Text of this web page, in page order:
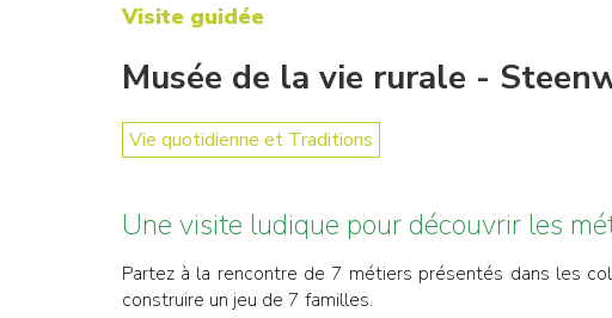
Visite guidée
Musée de la vie rurale -
Vie quotidienne et Traditions
Une visite ludique pour découvrir les
Partez à la rencontre de 7 métiers présentés dans les
construire un jeu de 7 familles.